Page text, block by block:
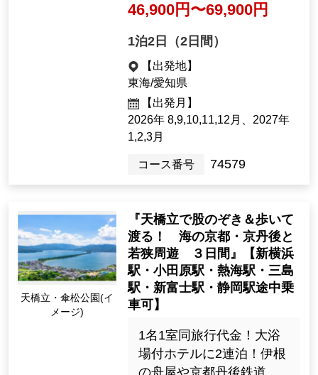
46,900円〜69,900円
1泊2日（2日間）
【出発地】
東海/愛知県
【出発月】
2026年 8,9,10,11,12月、2027年
1,2,3月
コース番号 74579
天橋立・傘松公園(イ
メージ)
『天橋立で股のぞき＆歩いて
渡る！ 海の京都・京丹後と
若狭周遊 ３日間』【新横浜
駅・小田原駅・熱海駅・三島
駅・新富士駅・静岡駅途中乗
車可】
1名1室同旅行代金！大浴
場付ホテルに2連泊！伊根
の舟屋や京都丹後鉄道